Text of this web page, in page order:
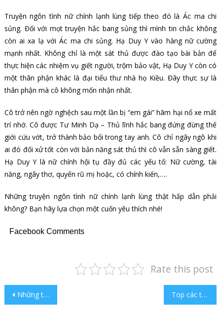
Truyện ngôn tình nữ chính lạnh lùng tiếp theo đó là Ác ma chi
sủng. Đối với mọt truyện hắc bang sủng thì mình tin chắc không
còn ai xa lạ với Ác ma chi sủng. Hạ Duy Y vào hàng nữ cường
mạnh nhất. Không chỉ là một sát thủ được đào tạo bài bản để
thực hiện các nhiệm vụ giết người, trộm bảo vật, Hạ Duy Y còn có
một thân phận khác là đại tiểu thư nhà họ Kiều. Đây thực sự là
thân phận mà cô không mốn nhận nhất.
Cô trở nên ngờ nghệch sau một lần bị “em gái” hãm hại nổ xe mất
trí nhớ. Cô được Tư Minh Dạ – Thủ lĩnh hắc bang đứng đừng thế
giới cứu vớt, trở thành bảo bối trong tay anh. Cô chỉ ngây ngô khi
ai đó đối xử tốt còn với bản năng sát thủ thì cô vẫn sẵn sàng giết.
Hạ Duy Y là nữ chính hội tụ đầy đủ các yếu tố: Nữ cường, tài
năng, ngây thơ, quyến rũ mị hoặc, có chính kiến,….
Những truyện ngôn tình nữ chính lạnh lùng thật hấp dẫn phải
không? Bạn hãy lựa chọn một cuốn yêu thích nhé!
Facebook Comments
Rate this post
Điều hướng bài viết
Những truyện ngôn tình hay ngắn xúc tích gây ấn tượng mạnh Top các truyện ngôn tình tổng tài hay và ý nghĩa nhất hiện nay